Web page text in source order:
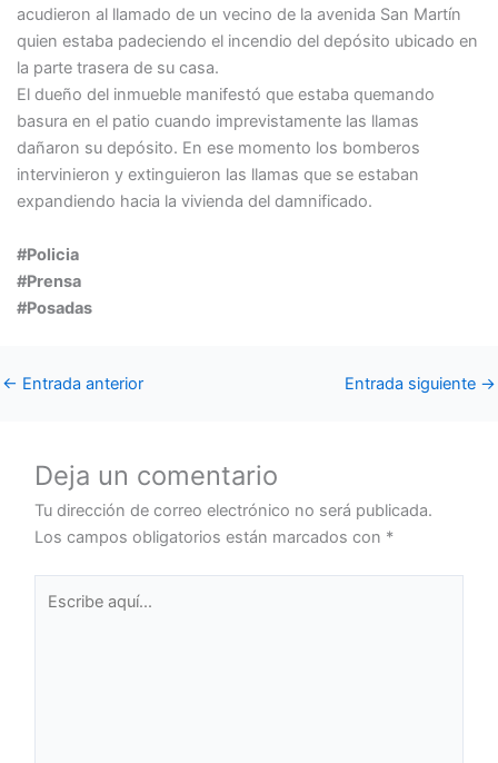
acudieron al llamado de un vecino de la avenida San Martín
quien estaba padeciendo el incendio del depósito ubicado en
la parte trasera de su casa.
El dueño del inmueble manifestó que estaba quemando
basura en el patio cuando imprevistamente las llamas
dañaron su depósito. En ese momento los bomberos
intervinieron y extinguieron las llamas que se estaban
expandiendo hacia la vivienda del damnificado.
#Policia
#Prensa
#Posadas
← Entrada anterior Entrada siguiente →
Deja un comentario
Tu dirección de correo electrónico no será publicada.
Los campos obligatorios están marcados con *
aquí...